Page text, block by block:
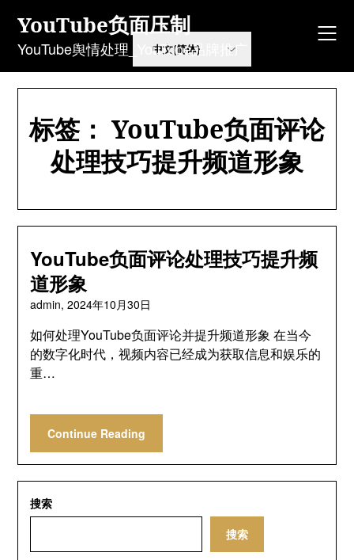
content
YouTube负面压制
YouTube舆情处理_YouTube品牌推广
标签： YouTube负面评论
处理技巧提升频道形象
YouTube负面评论处理技巧提升频
道形象
admin,2024年10月30日
如何处理YouTube负面评论并提升频道形象 在当今
的数字化时代，视频内容已经成为获取信息和娱乐的
重…
Continue Reading
搜索
搜索